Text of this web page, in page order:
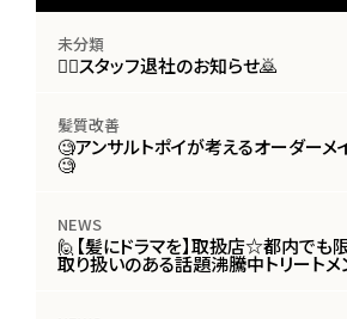
未分類
🙇‍♀️スタッフ退社のお知らせ🙇
髪質改善
🧐アンサルトポイが考えるオーダーメ
🧐
NEWS
🙋【髪にドラマを】取扱店☆都内でも
取り扱いのある話題沸騰中トリートメ